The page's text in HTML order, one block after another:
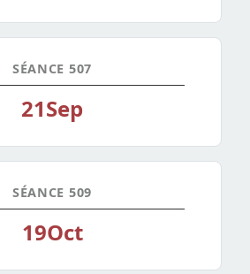
SÉANCE 507
21Sep
SÉANCE 509
19Oct